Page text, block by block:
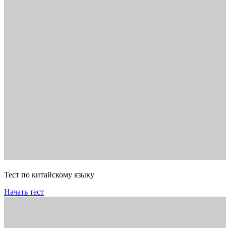
Тест по китайскому языку
Начать тест